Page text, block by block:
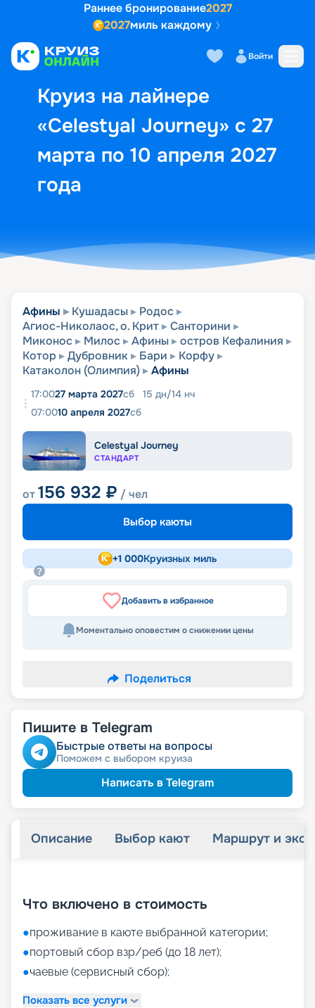
Раннее бронирование2027
2027миль каждому
Войти
Круиз на лайнере
«Celestyal Journey» с 27
марта по 10 апреля 2027
года
Выбор кают Маршрут и
Афины Кушадасы
Родос
Агиос-Николаос, о. Крит
Санторини
Миконос
Милос Афины
остров Кефалиния
Котор
Дубровник Бари
Корфу
Катаколон (Олимпия)
Афины
17:0027 марта 2027сб 15 дн/14 нч
07:0010 апреля 2027сб
Celestyal Journey
СТАНДАРТ
от156 932 ₽ / чел
Выбор каюты
+1 000Круизных миль
Добавить в избранное
Моментально оповестим о снижении цены
Поделиться
Пишите в Telegram
Быстрые ответы на вопросы
Поможем с выбором круиза
Написать в Telegram
Описание Выбор кают Маршрут и
Что включено в стоимость
●проживание в каюте выбранной категории;
●портовый сбор взр/реб (до 18 лет);
●чаевые (сервисный сбор);
Показать все услуги